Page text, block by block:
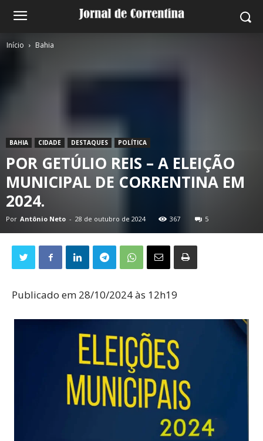
Início Bahia
BAHIA CIDADE DESTAQUES POLÍTICA
POR GETÚLIO REIS – A ELEIÇÃO
MUNICIPAL DE CORRENTINA EM
2024.
Por Antônio Neto - 28 de outubro de 2024 367 5
Publicado em 28/10/2024 às 12h19